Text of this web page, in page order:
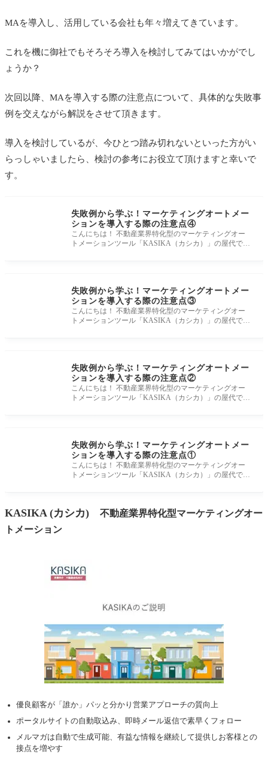
MAを導入し、活用している会社も年々増えてきています。
これを機に御社でもそろそろ導入を検討してみてはいかがでし
ょうか？
次回以降、MAを導入する際の注意点について、具体的な失敗事
例を交えながら解説をさせて頂きます。
導入を検討しているが、今ひとつ踏み切れないといった方がい
らっしゃいましたら、検討の参考にお役立て頂けますと幸いで
す。
失敗例から学ぶ！マーケティングオートメー
ションを導入する際の注意点④
こんにちは！ 不動産業界特化型のマーケティングオー
トメーションツール「KASIKA（カシカ）」の屋代で
失敗例から学ぶ！マーケティングオートメー
ションを導入する際の注意点③
こんにちは！ 不動産業界特化型のマーケティングオー
トメーションツール「KASIKA（カシカ）」の屋代で
失敗例から学ぶ！マーケティングオートメー
ションを導入する際の注意点②
こんにちは！ 不動産業界特化型のマーケティングオー
トメーションツール「KASIKA（カシカ）」の屋代で
失敗例から学ぶ！マーケティングオートメー
ションを導入する際の注意点①
こんにちは！ 不動産業界特化型のマーケティングオー
トメーションツール「KASIKA（カシカ）」の屋代で
KASIKA (カシカ) 不動産業界特化型マーケティングオー
トメーション
優良顧客が「誰か」パッと分かり営業アプローチの質向上
ポータルサイトの自動取込み、即時メール返信で素早くフォロー
メルマガは自動で生成可能、有益な情報を継続して提供しお客様との
接点を増やす